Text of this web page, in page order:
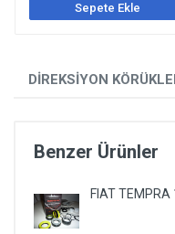
DİREKSİYON
Benzer Ürünler
FIAT TEMPRA
Sepete Ekle